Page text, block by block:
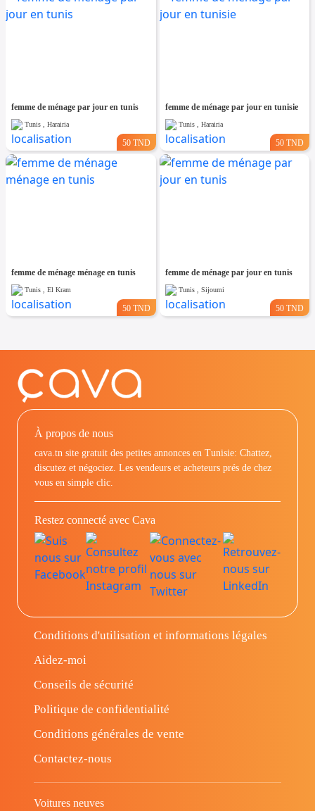
femme de ménage par jour en tunis
Tunis , Harairia
50 TND
femme de ménage par jour en tunisie
Tunis , Harairia
50 TND
femme de ménage ménage en tunis
Tunis , El Kram
50 TND
femme de ménage par jour en tunis
Tunis , Sijoumi
50 TND
À propos de nous
cava.tn site gratuit des petites annonces en Tunisie: Chattez,
discutez et négociez. Les vendeurs et acheteurs prés de chez
vous en simple clic.
Restez connecté avec Cava
Conditions d'utilisation et informations légales
Aidez-moi
Conseils de sécurité
Politique de confidentialité
Conditions générales de vente
Contactez-nous
Voitures neuves